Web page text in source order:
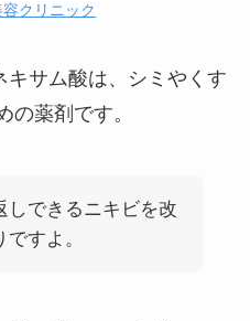
クリニック
キサム酸は、シミやくす
の薬剤です。
しできるニキビを改
すよ。